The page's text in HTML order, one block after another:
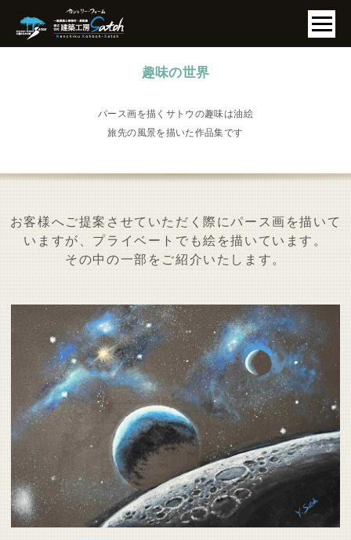
パース画を描くサトウの趣味は油絵
旅先の風景を描いた作品集です
お客様へご提案させていただく際にパース画を描いて
いますが、プライベートでも絵を描いています。
その中の一部をご紹介いたします。